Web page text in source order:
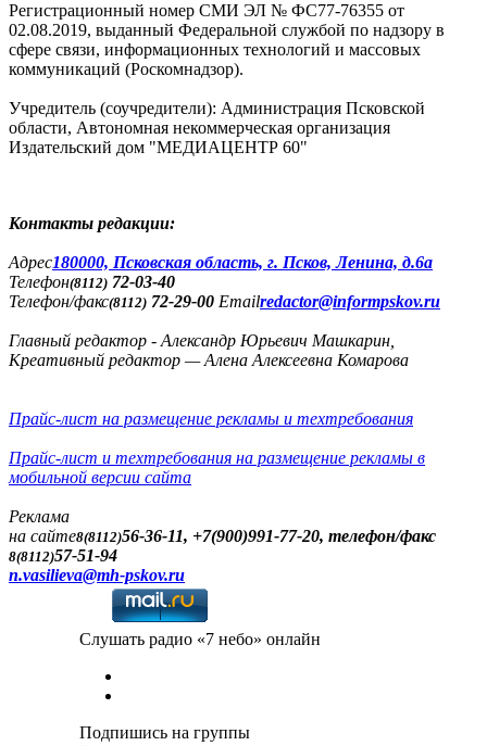
Регистрационный номер СМИ ЭЛ № ФС77-76355 от
02.08.2019, выданный Федеральной службой по надзору в
сфере связи, информационных технологий и массовых
коммуникаций (Роскомнадзор).
Учредитель (соучредители): Администрация Псковской
области, Автономная некоммерческая организация
Издательский дом "МЕДИАЦЕНТР 60"
Контакты редакции:
Адреc180000, Псковская область, г. Псков, Ленина, д.6а
Телефон(8112) 72-03-40
Телефон/факс(8112) 72-29-00 Emailredactor@informpskov.ru
Главный редактор - Александр Юрьевич Машкарин,
Креативный редактор — Алена Алексеевна Комарова
Прайс-лист на размещение рекламы и техтребования
Прайс-лист и техтребования на размещение рекламы в
мобильной версии сайта
Реклама
на сайте8(8112)56-36-11, +7(900)991-77-20, телефон/факс
8(8112)57-51-94
n.vasilieva@mh-pskov.ru
Слушать радио «7 небо» онлайн
Подпишись на группы